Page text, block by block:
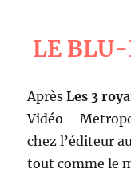
LE
AprèsLes 3
Vidéo –
chez l’éditeur
tout comme le